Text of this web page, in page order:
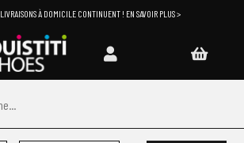
À DOMICILE CONTINUENT ! EN SAVOIR PLUS >